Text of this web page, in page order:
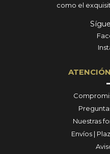
como el
Nuestras
Envíos |